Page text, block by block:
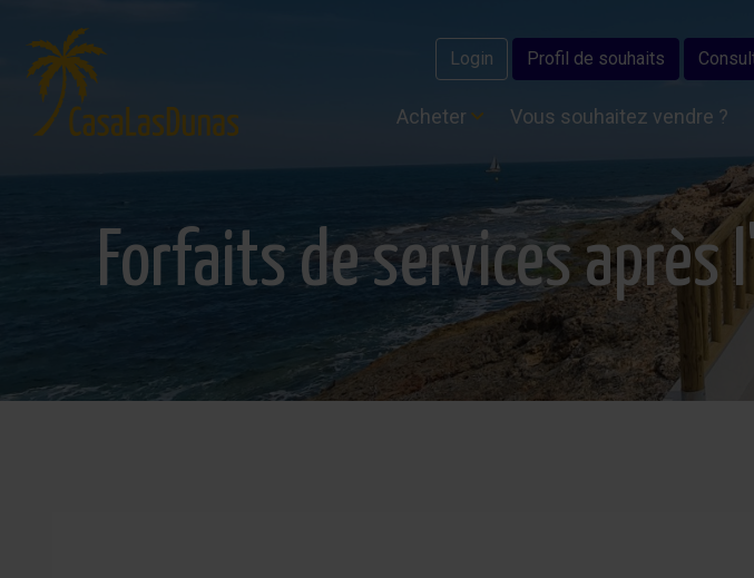
Login Profil de souhaits
Acheter Vous souhaitez vendre ?
Forfaits de services après